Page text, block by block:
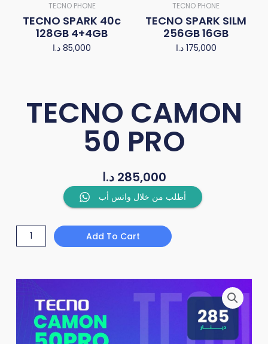
TECNO PHONE
TECNO SPARK 40c
128GB 4+4GB
85,000 د.ا
TECNO PHONE
TECNO SPARK SILM
256GB 16GB
175,000 د.ا
TECNO CAMON
50 PRO
285,000 د.ا
أطلب من خلال واتس أب
50
PRO
Add To Cart